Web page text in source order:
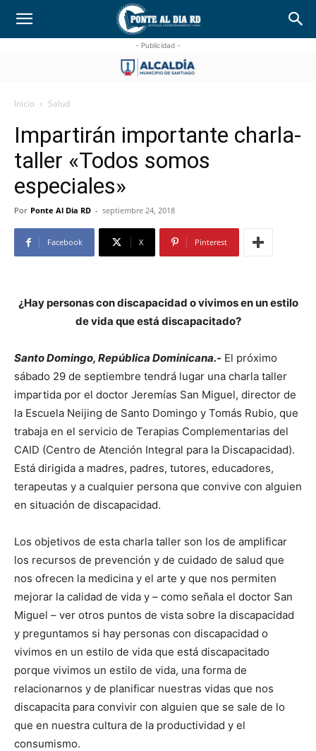
- Publicidad -
Inicio Salud
Impartirán importante charla-
taller «Todos somos
especiales»
Por Ponte Al Dia RD - septiembre 24, 2018
Facebook X Pinterest
¿Hay personas con discapacidad o vivimos en un estilo
de vida que está discapacitado?
Santo Domingo, República Dominicana.- El próximo
sábado 29 de septiembre tendrá lugar una charla taller
impartida por el doctor Jeremías San Miguel, director de
la Escuela Neijing de Santo Domingo y Tomás Rubio, que
trabaja en el servicio de Terapias Complementarias del
CAID (Centro de Atención Integral para la Discapacidad).
Está dirigida a madres, padres, tutores, educadores,
terapeutas y a cualquier persona que convive con alguien
en situación de discapacidad.
Los objetivos de esta charla taller son los de amplificar
los recursos de prevención y de cuidado de salud que
nos ofrecen la medicina y el arte y que nos permiten
mejorar la calidad de vida y – como señala el doctor San
Miguel – ver otros puntos de vista sobre la discapacidad
y preguntamos si hay personas con discapacidad o
vivimos en un estilo de vida que está discapacitado
porque vivimos un estilo de vida, una forma de
relacionarnos y de planificar nuestras vidas que nos
discapacita para convivir con alguien que se sale de lo
que en nuestra cultura de la productividad y el
consumismo.